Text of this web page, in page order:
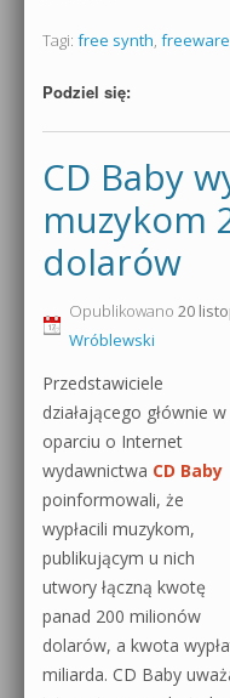
Tagi: free synth, freeware
Podziel się:
CD Baby
muzykom
dolarów
Opublikowano 20
Wróblewski
Przedstawiciele
działającego głównie w
oparciu o Internet
wydawnictwa CD Baby
poinformowali, że
wypłacili muzykom,
publikującym u nich
utwory łączną kwotę
panad 200 milionów
dolarów, a kwota
miliarda. CD Baby